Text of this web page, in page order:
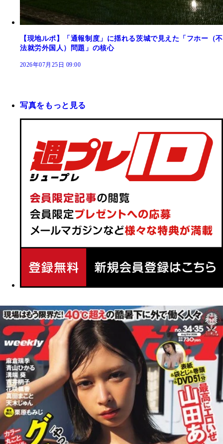
【現地ルポ】「通報制度」に揺れる茨城で見えた「フホー（不
法就労外国人）問題」の核心
2026年07月25日 09:00
写真をもっと見る